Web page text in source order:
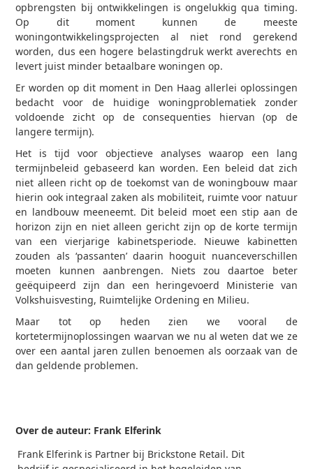
opbrengsten bij ontwikkelingen is ongelukkig qua timing.
Op dit moment kunnen de meeste
woningontwikkelingsprojecten al niet rond gerekend
worden, dus een hogere belastingdruk werkt averechts en
levert juist minder betaalbare woningen op.
Er worden op dit moment in Den Haag allerlei oplossingen
bedacht voor de huidige woningproblematiek zonder
voldoende zicht op de consequenties hiervan (op de
langere termijn).
Het is tijd voor objectieve analyses waarop een lang
termijnbeleid gebaseerd kan worden. Een beleid dat zich
niet alleen richt op de toekomst van de woningbouw maar
hierin ook integraal zaken als mobiliteit, ruimte voor natuur
en landbouw meeneemt. Dit beleid moet een stip aan de
horizon zijn en niet alleen gericht zijn op de korte termijn
van een vierjarige kabinetsperiode. Nieuwe kabinetten
zouden als ‘passanten’ daarin hooguit nuanceverschillen
moeten kunnen aanbrengen. Niets zou daartoe beter
geëquipeerd zijn dan een heringevoerd Ministerie van
Volkshuisvesting, Ruimtelijke Ordening en Milieu.
Maar tot op heden zien we vooral de
kortetermijnoplossingen waarvan we nu al weten dat we ze
over een aantal jaren zullen benoemen als oorzaak van de
dan geldende problemen.
Over de auteur: Frank Elferink
Frank Elferink is Partner bij Brickstone Retail. Dit